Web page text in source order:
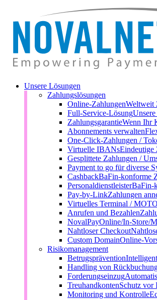
Unsere Lösungen
Zahlungslösungen
Online-ZahlungenWeltweit
Full-Service-Lösung
ZahlungsgarantieWenn Ihr
Abonnements verwalten
One-Click-Zahlungen /
Virtuelle IBANsEindeutige
Gesplittete Zahlungen /
Payment to go für diverse
CashbackBaFin-konforme
PersonaldienstleisterBaFin-
Pay-by-LinkZahlungen
Virtuelles Terminal / MOTO
Anrufen und Bezahlen
NovalPayOnline/In-Store/
Nahtloser Checkout
Custom DomainOnline-
Risikomanagement
Betrugsprävention
Handling von
Forderungseinzug
TreuhandkontenSchutz vor
Monitoring und Kontrolle